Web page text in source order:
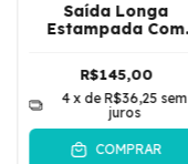
Saída Longa
Estampada Com
| Verde
R$145,00
4 x deR$36,25 sem
juros
COMPRAR